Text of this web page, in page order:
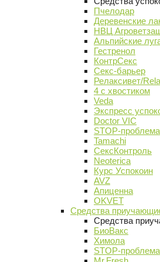
Пчелодар
Деревенские
НВЦ
Альпийские
Гестренол
КонтрСекс
Секс-барьер
Релаксивет/
4 с хвостиком
Veda
Экспресс
Doctor VIC
STOP-проблема
Tamachi
СексКонтроль
Neoterica
Курс Успокоин
AVZ
Апиценна
OKVET
Средства
Средства
БиоВакс
Химола
STOP-проблема